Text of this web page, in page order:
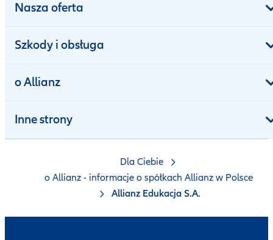
Nasza oferta
Szkody i obsługa
o Allianz
Inne strony
Dla Ciebie
o Allianz - informacje o spółkach Allianz w Polsce
Allianz Edukacja S.A.